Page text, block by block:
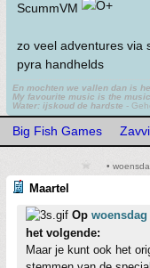
ScummVM
zo veel adventures via
pyra handhelds
En mochten we vallen dan is
My favourite music is the
Water: ijskoud de hardste -
Big Fish Games
•
Maartel
Op woensdag
het volgende:
Maar je kunt ook het